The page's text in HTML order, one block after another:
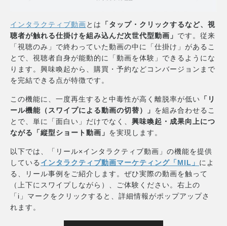
インタラクティブ動画とは
「タップ・クリックするなど、視
聴者が触れる仕掛けを組み込んだ次世代型動画」 です。従来
「視聴のみ」で終わっていた動画の中に「仕掛け」があるこ
とで、視聴者自身が能動的に「動画を体験」できるようにな
ります。興味喚起から、購買・予約などコンバージョンまで
を完結できる点が特徴です。
この機能に、一度再生すると中毒性が高く離脱率が低い 「リ
ール機能（スワイプによる動画の切替）」 を組み合わせるこ
とで、単に「面白い」だけでなく、 興味喚起・成果向上につ
ながる「縦型ショート動画」 を実現します。
以下では、「リール×インタラクティブ動画」の機能を提供
している インタラクティブ動画マーケティング「MIL」 によ
る、リール事例をご紹介します。ぜひ実際の動画を触って
（上下にスワイプしながら）、ご体験ください。右上の
「i」マークをクリックすると、詳細情報がポップアップさ
れます。